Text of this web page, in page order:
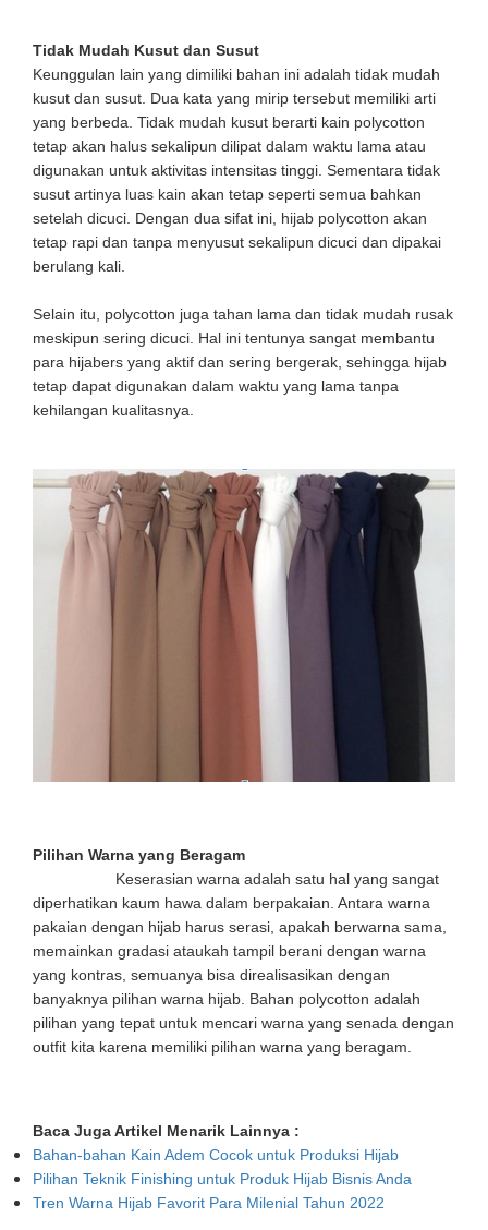
Tidak Mudah Kusut dan Susut
Keunggulan lain yang dimiliki bahan ini adalah tidak mudah
kusut dan susut. Dua kata yang mirip tersebut memiliki arti
yang berbeda. Tidak mudah kusut berarti kain polycotton
tetap akan halus sekalipun dilipat dalam waktu lama atau
digunakan untuk aktivitas intensitas tinggi. Sementara tidak
susut artinya luas kain akan tetap seperti semua bahkan
setelah dicuci. Dengan dua sifat ini, hijab polycotton akan
tetap rapi dan tanpa menyusut sekalipun dicuci dan dipakai
berulang kali.
Selain itu, polycotton juga tahan lama dan tidak mudah rusak
meskipun sering dicuci. Hal ini tentunya sangat membantu
para hijabers yang aktif dan sering bergerak, sehingga hijab
tetap dapat digunakan dalam waktu yang lama tanpa
kehilangan kualitasnya.
Pilihan Warna yang Beragam
Keserasian warna adalah satu hal yang sangat
diperhatikan kaum hawa dalam berpakaian. Antara warna
pakaian dengan hijab harus serasi, apakah berwarna sama,
memainkan gradasi ataukah tampil berani dengan warna
yang kontras, semuanya bisa direalisasikan dengan
banyaknya pilihan warna hijab. Bahan polycotton adalah
pilihan yang tepat untuk mencari warna yang senada dengan
outfit kita karena memiliki pilihan warna yang beragam.
Baca Juga Artikel Menarik Lainnya :
Bahan-bahan Kain Adem Cocok untuk Produksi Hijab
Pilihan Teknik Finishing untuk Produk Hijab Bisnis Anda
Tren Warna Hijab Favorit Para Milenial Tahun 2022